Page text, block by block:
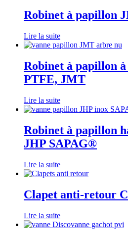
Robinet à papillon
Lire la suite
Robinet à papillon
PTFE, JMT
Lire la suite
Robinet à papillon
JHP SAPAG®
Lire la suite
Clapet anti-retour
Lire la suite